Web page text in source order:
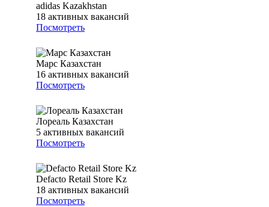
adidas Kazakhstan
18 активных вакансий
Посмотреть
Марс Казахстан
16 активных вакансий
Посмотреть
Лореаль Казахстан
5 активных вакансий
Посмотреть
Defacto Retail Store Kz
18 активных вакансий
Посмотреть